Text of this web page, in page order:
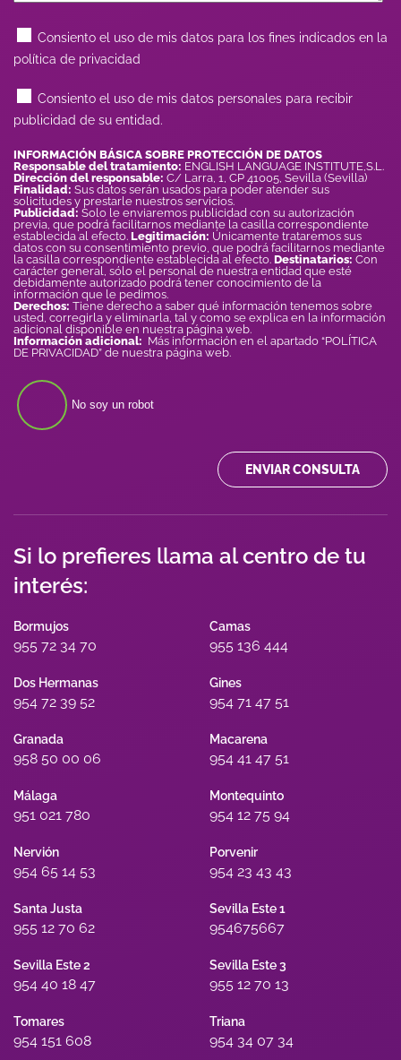
Consiento el uso de mis datos para los fines indicados en la
política de privacidad
Consiento el uso de mis datos personales para recibir
publicidad de su entidad.
INFORMACIÓN BÁSICA SOBRE PROTECCIÓN DE DATOS
Responsable del tratamiento: ENGLISH LANGUAGE INSTITUTE,S.L.
Dirección del responsable: C/ Larra, 1, CP 41005, Sevilla (Sevilla)
Finalidad: Sus datos serán usados para poder atender sus
solicitudes y prestarle nuestros servicios.
Publicidad: Solo le enviaremos publicidad con su autorización
previa, que podrá facilitarnos mediante la casilla correspondiente
establecida al efecto. Legitimación: Únicamente trataremos sus
datos con su consentimiento previo, que podrá facilitarnos mediante
la casilla correspondiente establecida al efecto. Destinatarios: Con
carácter general, sólo el personal de nuestra entidad que esté
debidamente autorizado podrá tener conocimiento de la
información que le pedimos.
Derechos: Tiene derecho a saber qué información tenemos sobre
usted, corregirla y eliminarla, tal y como se explica en la información
adicional disponible en nuestra página web.
Información adicional: Más información en el apartado “POLÍTICA
DE PRIVACIDAD” de nuestra página web.
No soy un robot
ENVIAR CONSULTA
Si lo prefieres llama al centro de tu
interés:
Bormujos
955 72 34 70
Camas
955 136 444
Dos Hermanas
954 72 39 52
Gines
954 71 47 51
Granada
958 50 00 06
Macarena
954 41 47 51
Málaga
951 021 780
Montequinto
954 12 75 94
Nervión
954 65 14 53
Porvenir
954 23 43 43
Santa Justa
955 12 70 62
Sevilla Este 1
954675667
Sevilla Este 2
954 40 18 47
Sevilla Este 3
955 12 70 13
Tomares
954 151 608
Triana
954 34 07 34